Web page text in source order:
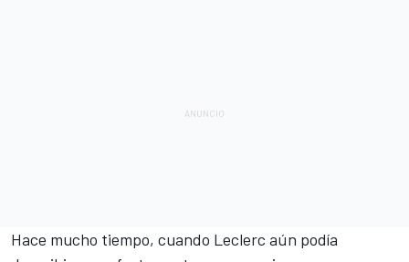
Hace mucho tiempo, cuando Leclerc aún podía